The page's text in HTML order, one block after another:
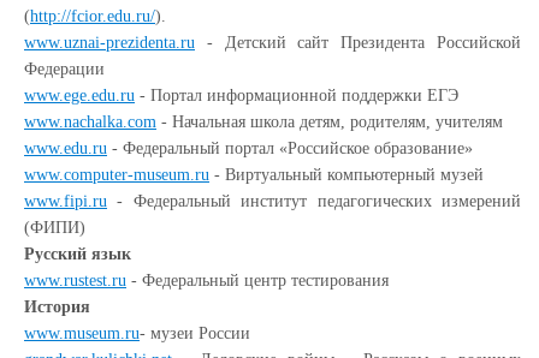
(http://fcior.edu.ru/).
www.uznai-prezidenta.ru - Детский сайт Президента Российской
Федерации
www.ege.edu.ru - Портал информационной поддержки ЕГЭ
www.nachalka.com - Начальная школа детям, родителям, учителям
www.edu.ru - Федеральный портал «Российское образование»
www.computer-museum.ru - Виртуальный компьютерный музей
www.fipi.ru - Федеральный институт педагогических измерений
(ФИПИ)
Русский язык
www.rustest.ru - Федеральный центр тестирования
История
www.museum.ru- музеи России